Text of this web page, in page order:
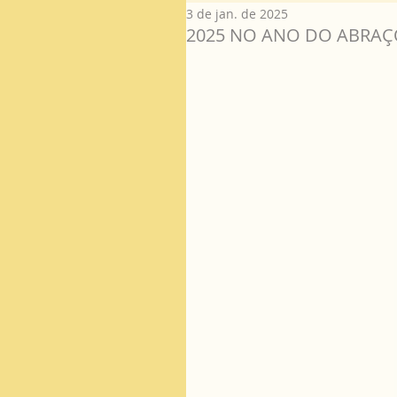
2025 NO ANO DO
3 de jan. de 2025